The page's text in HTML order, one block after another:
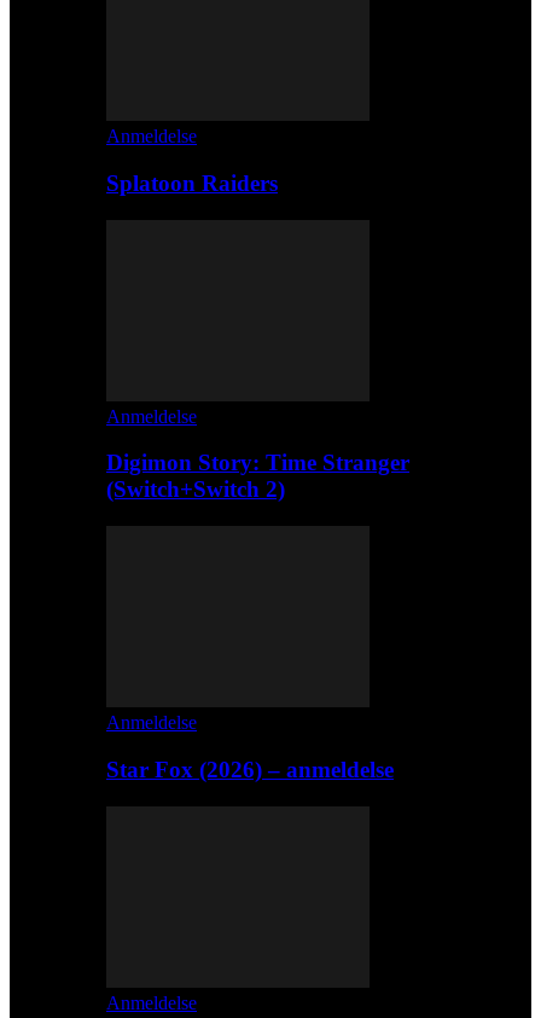
Anmeldelse
Splatoon Raiders
Anmeldelse
Digimon Story: Time Stranger
(Switch+Switch 2)
Anmeldelse
Star Fox (2026) – anmeldelse
Anmeldelse